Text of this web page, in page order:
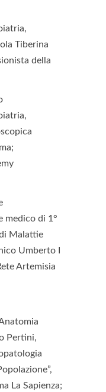
Tiberina
della
medico di 1°
Malattie
Umberto I
Artemisia
Pertini,
La Sapienza;